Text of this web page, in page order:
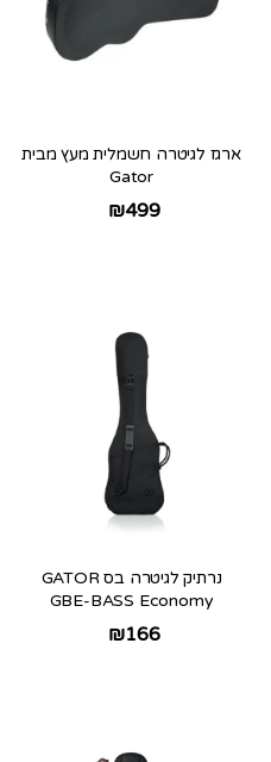
ארגז לגיטרה חשמלית מעץ מבית
Gator
₪499
נרתיק לגיטרה בס GATOR
GBE-BASS Economy
₪166